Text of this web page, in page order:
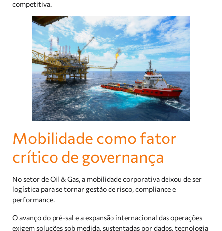
competitiva.
Mobilidade como fator
crítico de governança
No setor de Oil & Gas, a mobilidade corporativa deixou de ser
logística para se tornar gestão de risco, compliance e
performance.
O avanço do pré-sal e a expansão internacional das operações
exigem soluções sob medida, sustentadas por dados, tecnologia